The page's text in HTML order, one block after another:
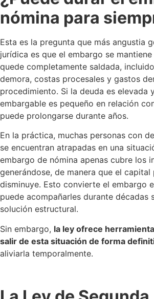
nómina para
Esta es la pregunta que más angustia
jurídica es que el embargo se
quede completamente saldada,
demora, costas procesales y gastos
procedimiento. Si la deuda es elevada
embargable es pequeño en relación
puede prolongarse durante años.
En la práctica, muchas personas con
se encuentran atrapadas en una
embargo de nómina apenas cubre los
generándose, de manera que el capital
disminuye. Esto convierte el embargo
puede acompañarles durante décadas
solución estructural.
Sin embargo, la ley ofrece
salir de esta situación de forma
aliviarla temporalmente.